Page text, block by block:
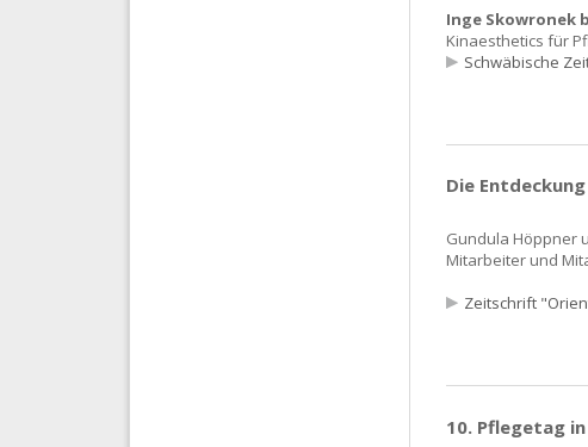
Inge Skowronek
Kinaesthetics für
Schwäbische
Die
Gundula Höppner
Mitarbeiter und
Zeitschrift
10. Pflegetag